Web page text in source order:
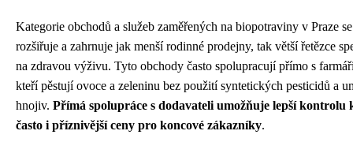
Kategorie obchodů a služeb zaměřených na biopotraviny v Praze
rozšiřuje a zahrnuje jak menší rodinné prodejny, tak větší řetězce
na zdravou výživu. Tyto obchody často spolupracují přímo s
kteří pěstují ovoce a zeleninu bez použití syntetických pesticidů a
hnojiv. Přímá spolupráce s dodavateli umožňuje lepší kontrolu
často i příznivější ceny pro koncové zákazníky.